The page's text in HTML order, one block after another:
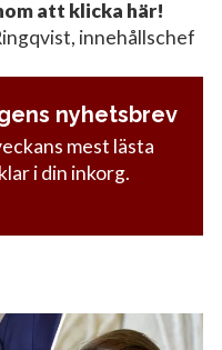
att klicka här!
innehållschef
nyhetsbrev
mest lästa
i din inkorg.